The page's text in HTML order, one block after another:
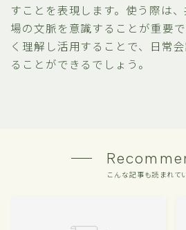
すことを表現します。使う際は
場の文脈を意識することが重要
く理解し活用することで、日常
ることができるでしょう。
こんな記事も読まれて